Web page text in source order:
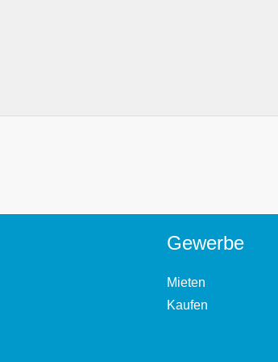
Gewerbe
Mieten
Kaufen